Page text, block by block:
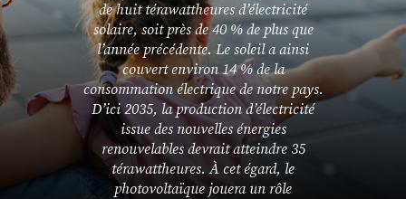
de huit térawattheures d’électricité
solaire, soit près de 40 % de plus que
l’année précédente. Le soleil a ainsi
couvert environ 14 % de la
consommation électrique de notre pays.
D’ici 2035, la production d’électricité
issue des nouvelles énergies
renouvelables devrait atteindre 35
térawattheures. À cet égard, le
photovoltaïque jouera un rôle